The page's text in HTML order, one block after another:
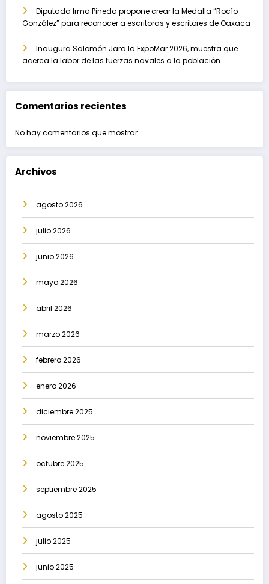
Diputada Irma Pineda propone crear la Medalla “Rocío
González” para reconocer a escritoras y escritores de Oaxaca
Inaugura Salomón Jara la ExpoMar 2026, muestra que
acerca la labor de las fuerzas navales a la población
Comentarios recientes
No hay comentarios que mostrar.
Archivos
agosto 2026
julio 2026
junio 2026
mayo 2026
abril 2026
marzo 2026
febrero 2026
enero 2026
diciembre 2025
noviembre 2025
octubre 2025
septiembre 2025
agosto 2025
julio 2025
junio 2025